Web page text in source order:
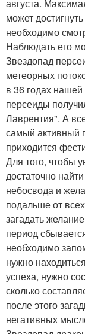
августа.
может
необходимо
Наблюдать его
Звездопад
метеорных
в 36 годах
персеиды
Лаврентия". А
самый активный
приходится
Для того, чтобы
достаточно
небосвода и
подальше от
загадать
период
необходимо
нужно
успеха, нужно
сколько
после этого
негативных